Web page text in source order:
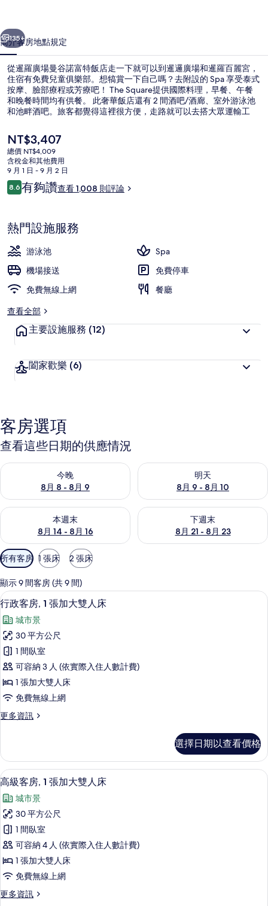
富
特
飯
店
的
相
片
集
個 下一個
135+
簡介客房地點規定
從暹羅廣場曼谷諾富特飯店走一下就可以到暹邏廣場和暹羅百麗宮，
住宿有免費兒童俱樂部。想犒賞一下自己嗎？去附設的 Spa 享受泰式
按摩、臉部療程或芳療吧！ The Square提供國際料理，早餐、午餐
和晚餐時間均有供餐。 此奢華飯店還有 2 間酒吧/酒廊、室外游泳池
和池畔酒吧。旅客都覺得這裡很方便，走路就可以去搭大眾運輸工
也只要 10 分鐘。
目
前
的
價
格
是
NT$3,407
總價 NT$4,009
含稅金和其他費用
9 月 1 日 - 9 月 2 日
評
論
8.68.6 分，滿分 10 分，
有夠讚查看 1,008 則評論
熱門設施服務
游泳池
Spa
機場接送
免費停車
免費無線上網
餐廳
查看全部
主要設施服務 (12)
闔家歡樂 (6)
客房選項
查看這些日期的供應情況
今晚
8月 8 - 8月 9
查看今晚 (8月 8 - 8月 9) 的供應情況
明天
8月 9 - 8月 10
查看明天 (8月 9 - 8月 10) 的供
本週末
8月 14 - 8月 16
查看本週末 (8月 14 - 8月 16) 的供應情況
下週末
8月 21 - 8月 23
查看下週末 (8月 21 - 8月 23)
可
用
的
客
房
篩
選
條
件
所有客房 1 張床 2 張床
顯示 9 間客房 (共 9 間)
顯
示
行
政
客
房,
1
張
加
雙
人
床
的
所
有
相
片
羽絨被、迷你吧、客房內保險箱、書桌
9
行政客房, 1 張加大雙人床
城市景
30 平方公尺
1 間臥室
可容納 3 人 (依實際入住人數計費)
1 張加大雙人床
免費無線上網
更多資訊
更
客
房,
1
加
大
雙
人
床
的
詳
情
選擇日期以查看價格
顯
示
高
級
客
房,
1
張
加
高級客房, 1 張加大雙人床 | 羽絨被、
7
高級客房, 1 張加大雙人床
城市景
30 平方公尺
1 間臥室
可容納 4 人 (依實際入住人數計費)
1 張加大雙人床
免費無線上網
更多資訊
更